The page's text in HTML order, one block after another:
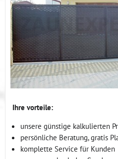
Ihre vorteile:
unsere günstige kalkulierten
persönliche Beratung, gratis
komplette Service für Kunden